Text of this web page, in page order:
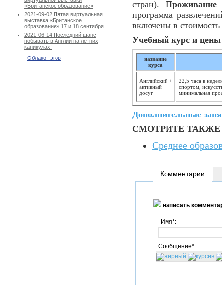
«Британское образование»
2021-09-02 Пятая виртуальная
выставка «Британское
образование» 17 и 18 сентября
2021-06-14 Последний шанс
побывать в Англии на летних
каникулах!
Облако тэгов
стран). Проживание
программа
включены в
Учебный курс и цены
название
курса
Английский +
активный
досуг
22,5 часа в
спортом,
минимальная
Дополнительные
СМОТРИТЕ ТАКЖЕ
Среднее
Комментарии
написать
Имя*:
Сообщение*